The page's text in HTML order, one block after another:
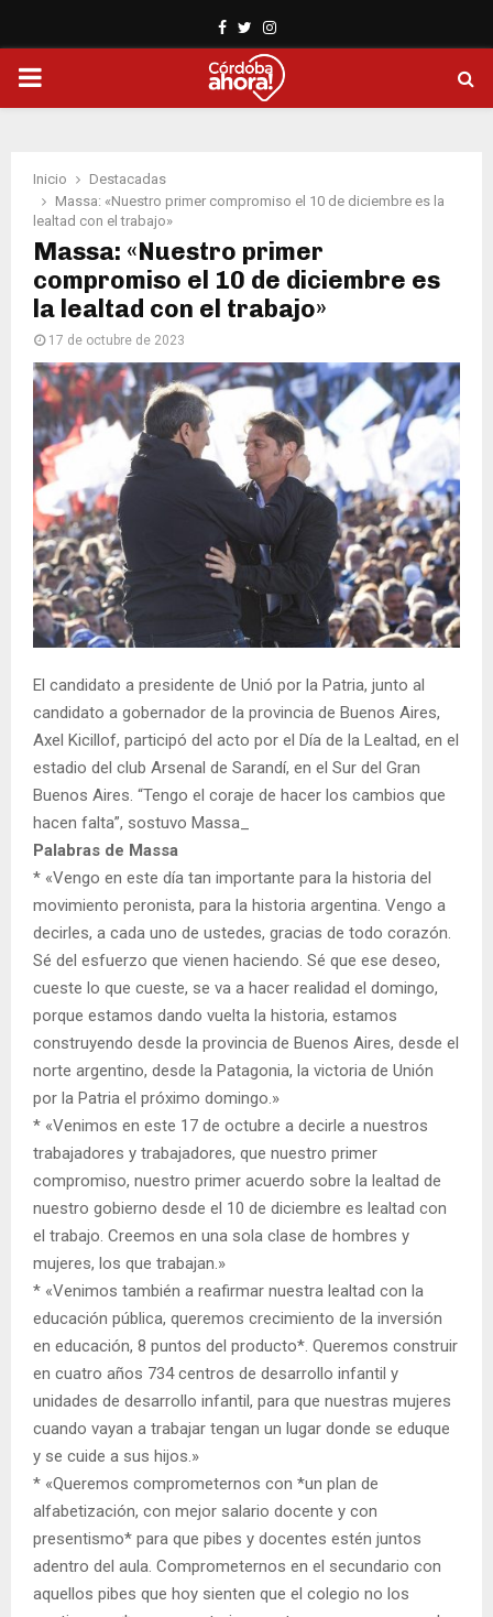
Facebook
TwitterInstagram
PRIMARY
Inicio
Destacadas
Massa: «Nuestro primer compromiso el 10 de diciembre es la
lealtad con el trabajo»
Massa: «Nuestro primer
compromiso el 10 de diciembre es
la lealtad con el trabajo»
17 de octubre de 2023
El candidato a presidente de Unió por la Patria, junto al
candidato a gobernador de la provincia de Buenos Aires,
Axel Kicillof, participó del acto por el Día de la Lealtad, en el
estadio del club Arsenal de Sarandí, en el Sur del Gran
Buenos Aires. “Tengo el coraje de hacer los cambios que
hacen falta”, sostuvo Massa_
Palabras de Massa
* «Vengo en este día tan importante para la historia del
movimiento peronista, para la historia argentina. Vengo a
decirles, a cada uno de ustedes, gracias de todo corazón.
Sé del esfuerzo que vienen haciendo. Sé que ese deseo,
cueste lo que cueste, se va a hacer realidad el domingo,
porque estamos dando vuelta la historia, estamos
construyendo desde la provincia de Buenos Aires, desde el
norte argentino, desde la Patagonia, la victoria de Unión
por la Patria el próximo domingo.»
* «Venimos en este 17 de octubre a decirle a nuestros
trabajadores y trabajadores, que nuestro primer
compromiso, nuestro primer acuerdo sobre la lealtad de
nuestro gobierno desde el 10 de diciembre es lealtad con
el trabajo. Creemos en una sola clase de hombres y
mujeres, los que trabajan.»
* «Venimos también a reafirmar nuestra lealtad con la
educación pública, queremos crecimiento de la inversión
en educación, 8 puntos del producto*. Queremos construir
en cuatro años 734 centros de desarrollo infantil y
unidades de desarrollo infantil, para que nuestras mujeres
cuando vayan a trabajar tengan un lugar donde se eduque
y se cuide a sus hijos.»
* «Queremos comprometernos con *un plan de
alfabetización, con mejor salario docente y con
presentismo* para que pibes y docentes estén juntos
adentro del aula. Comprometernos en el secundario con
aquellos pibes que hoy sienten que el colegio no los